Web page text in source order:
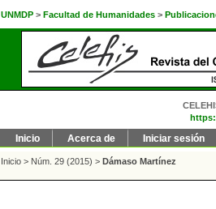
UNMDP > Facultad de Humanidades >
Inicio Acerca de Iniciar sesión
Inicio > Núm. 29 (2015) > Dámaso Martínez